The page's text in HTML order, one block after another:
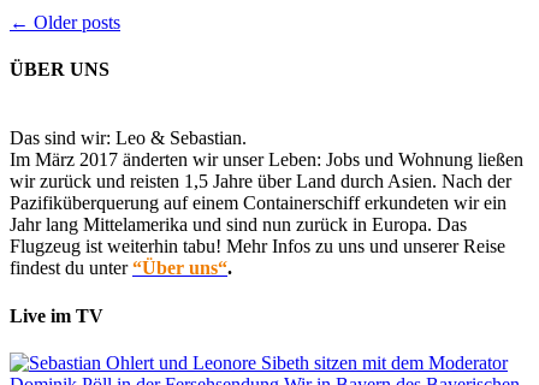
Beitragsnavigation
← Older posts
ÜBER UNS
Das sind wir: Leo & Sebastian.
Im März 2017 änderten wir unser Leben: Jobs und Wohnung ließen
wir zurück und reisten 1,5 Jahre über Land durch Asien. Nach der
Pazifiküberquerung auf einem Containerschiff erkundeten wir ein
Jahr lang Mittelamerika und sind nun zurück in Europa. Das
Flugzeug ist weiterhin tabu! Mehr Infos zu uns und unserer Reise
findest du unter“Über uns“.
Live im TV